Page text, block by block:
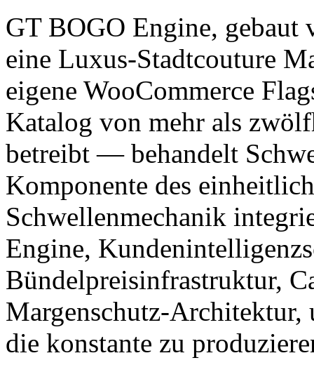
GT BOGO Engine,
eine Luxus-Stadtcouture
eigene WooCommerce
Katalog von mehr als
betreibt — behandelt
Komponente des
Schwellenmechanik
Engine,
Bündelpreisinfrastruktur,
Margenschutz-Architektur,
die konstante zu